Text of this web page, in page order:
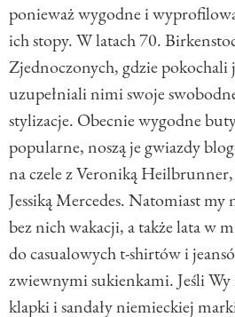
ponieważ wygodne i
ich stopy. W latach 70.
Zjednoczonych, gdzie pokochali
uzupełniali nimi swoje
stylizacje. Obecnie wygodne
popularne, noszą je gwiazdy
na czele z Veroniką
Jessiką Mercedes. Natomiast my
bez nich wakacji, a także lata w
do casualowych t-shirtów i
zwiewnymi sukienkami. Jeśli
klapki i sandały niemieckiej